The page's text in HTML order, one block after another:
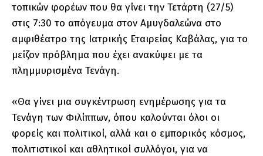
τοπικών φορέων που θα γίνει την Τετάρτη (27/5)
στις 7:30 το απόγευμα στον Αμυγδαλεώνα στο
αμφιθέατρο της Ιατρικής Εταιρείας Καβάλας, για το
μείζον πρόβλημα που έχει ανακύψει με τα
πλημμυρισμένα Τενάγη.
«Θα γίνει μια συγκέντρωση ενημέρωσης για τα
Τενάγη των Φιλίππων, όπου καλούνται όλοι οι
φορείς και πολιτικοί, αλλά και ο εμπορικός κόσμος,
πολιτιστικοί και αθλητικοί συλλόγοι, για να